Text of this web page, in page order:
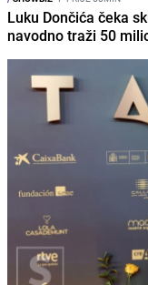
Luku Dončića čeka
navodno traži 50